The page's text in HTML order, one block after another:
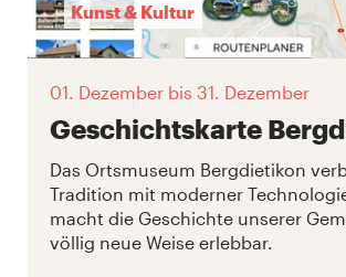
Kunst & Kultur
01. Dezember bis 31. Dezember
Geschichtskarte
Das Ortsmuseum Bergdietikon
Tradition mit moderner
macht die Geschichte unserer
völlig neue Weise erlebbar.